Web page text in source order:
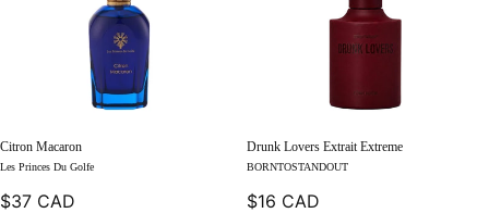
Citron Macaron
Les Princes Du Golfe
$37 CAD
Drunk Lovers Extrait Extreme
BORNTOSTANDOUT
$16 CAD